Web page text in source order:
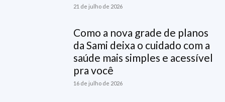
21 de julho de 2026
Como a nova grade de planos
da Sami deixa o cuidado com a
saúde mais simples e acessível
pra você
16 de julho de 2026